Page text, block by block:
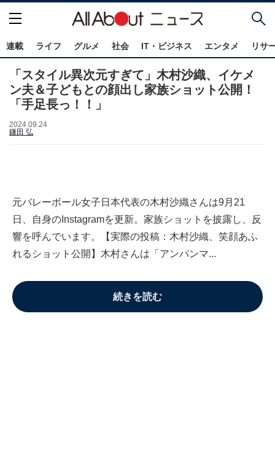
連載 ライフ グルメ 社会 IT・ビジネス エンタメ リサ
「スタイル異次元すぎて」木村沙織、イケメ
ン夫＆子どもとの顔出し家族ショット公開！
「手足長っ！！」
2024.09.24
鎌田 弘
元バレーボール女子日本代表の木村沙織さんは9月21
日、自身のInstagramを更新。家族ショットを披露し、反
響を呼んでいます。【実際の投稿：木村沙織、笑顔あふ
れるショット公開】木村さんは「アンパンマ...
続きを読む